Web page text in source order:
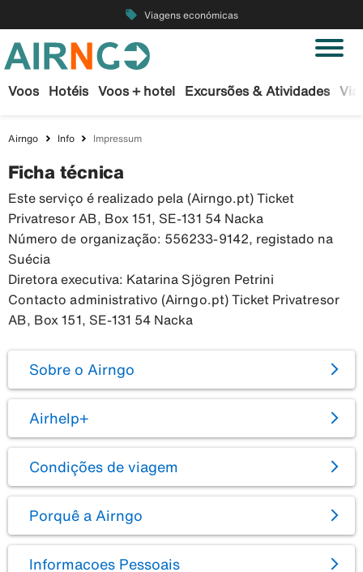
local_offer Viagens económicas
Voos Hotéis Voos + hotel Excursões & Atividades
Airngo Info Impressum
Ficha técnica
Este serviço é realizado pela (Airngo.pt) Ticket
Privatresor AB, Box 151, SE-131 54 Nacka
Número de organização: 556233-9142, registado na
Suécia
Diretora executiva: Katarina Sjögren Petrini
Contacto administrativo (Airngo.pt) Ticket Privatresor
AB, Box 151, SE-131 54 Nacka
Sobre o Airngo
Airhelp+
Condições de viagem
Porquê a Airngo
Informacoes Pessoais